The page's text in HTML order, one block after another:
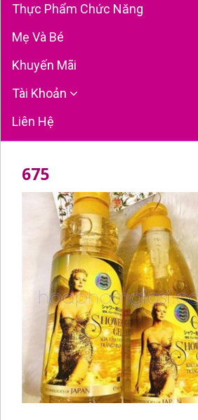
Thực Phẩm Chức Năng
Mẹ Và Bé
Khuyến Mãi
Tài Khoản
Liên Hệ
675